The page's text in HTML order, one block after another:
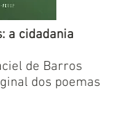
a cidadania
de Barros
dos poemas